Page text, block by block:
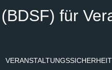
für
VERANSTALTUNGSSICHERHEIT